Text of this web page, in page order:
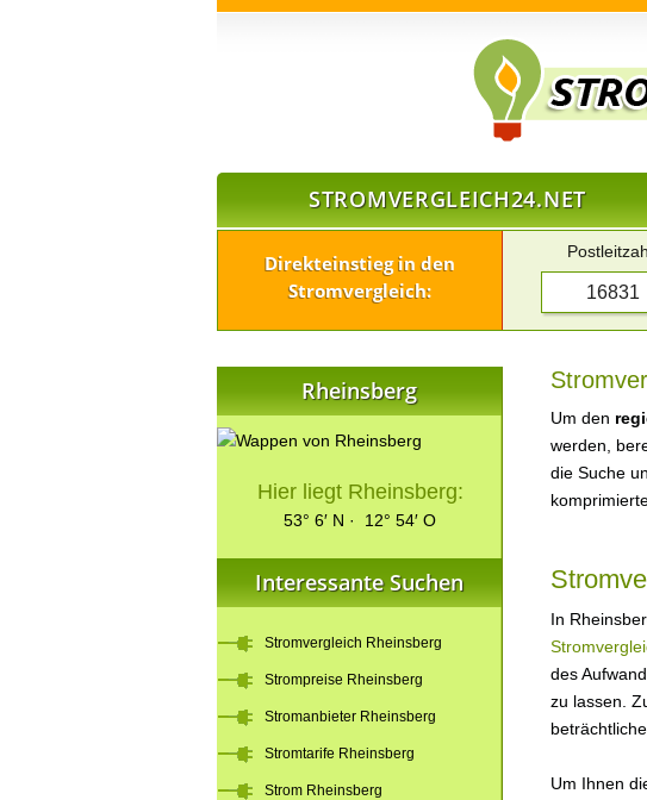
STROMVERGLEICH24.NET
Direkteinstieg in den
Stromvergleich:
Um den
werden,
die Suche
In
des
zu lassen.
Um Ihnen
Rheinsberg
Hier liegt Rheinsberg:
53° 6′ N · 12° 54′ O
Interessante Suchen
Stromvergleich Rheinsberg
Strompreise Rheinsberg
Stromanbieter Rheinsberg
Stromtarife Rheinsberg
Strom Rheinsberg